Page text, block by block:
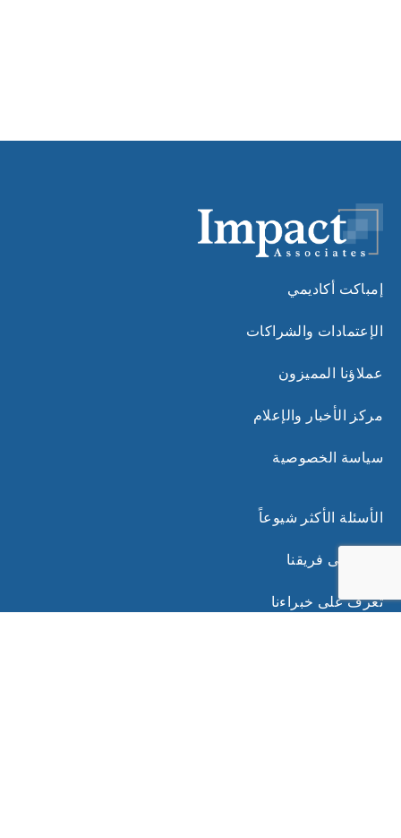
إمباكت أكاديمي
الإعتمادات والشراكات
عملاؤنا المميزون
مركز الأخبار والإعلام
سياسة الخصوصية
الأسئلة الأكثر شيوعاً
انضم إلى فريقنا
تعرف على خبراءنا